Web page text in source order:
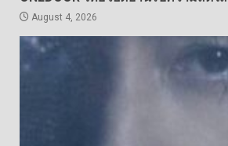
August 4, 2026